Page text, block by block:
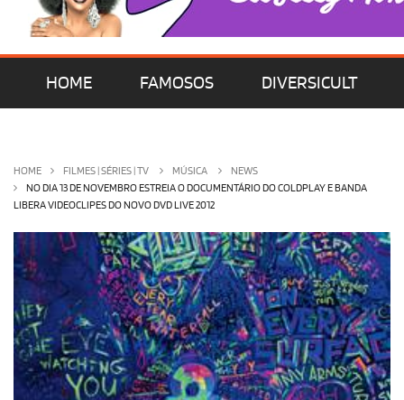
HOME FAMOSOS DIVERSICULT
OLHA ISSO! EU QUERO!
HOME FILMES | SÉRIES | TV MÚSICA
NEWS
NO DIA 13 DE NOVEMBRO ESTREIA O DOCUMENTÁRIO DO COLDPLAY E BANDA
LIBERA VIDEOCLIPES DO NOVO DVD LIVE 2012